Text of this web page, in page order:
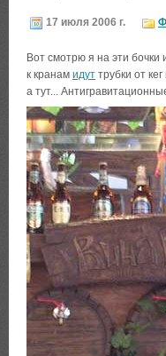
17 июля 2006 г.
Вот смотрю я на эти
к кранам идут трубки от
а тут...